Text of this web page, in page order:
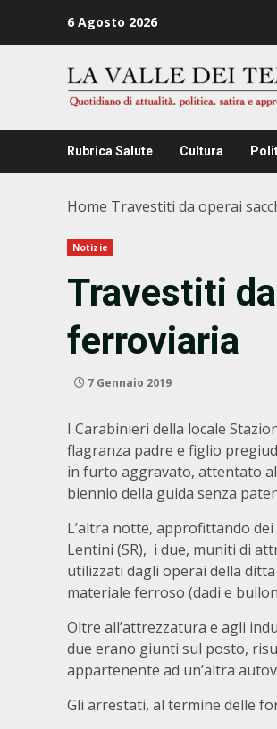
6 Agosto 2026
Rubrica Salute Cultura
Home Travestiti da operai
Notizie
Travestiti
ferroviaria
7 Gennaio 2019
I Carabinieri della locale
flagranza padre e figlio
in furto aggravato, attentato
biennio della guida senza
L’altra notte, approfittando
Lentini (SR), i due, muniti di
utilizzati dagli operai della
materiale ferroso (dadi e
Oltre all’attrezzatura e agli
due erano giunti sul posto,
appartenente ad un’altra
Gli arrestati, al termine delle